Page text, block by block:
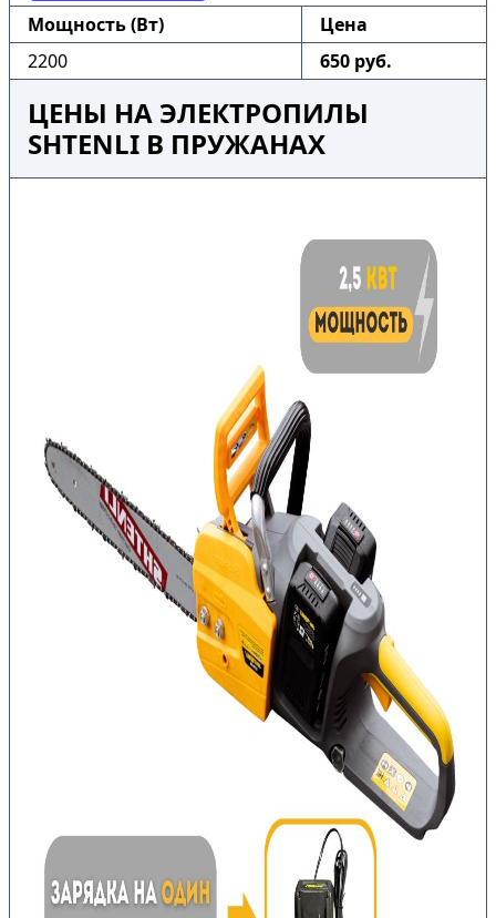
Мощность (Вт)
Цена
2200
650 руб.
ЦЕНЫ НА ЭЛЕКТРОПИЛЫ
SHTENLI В ПРУЖАНАХ